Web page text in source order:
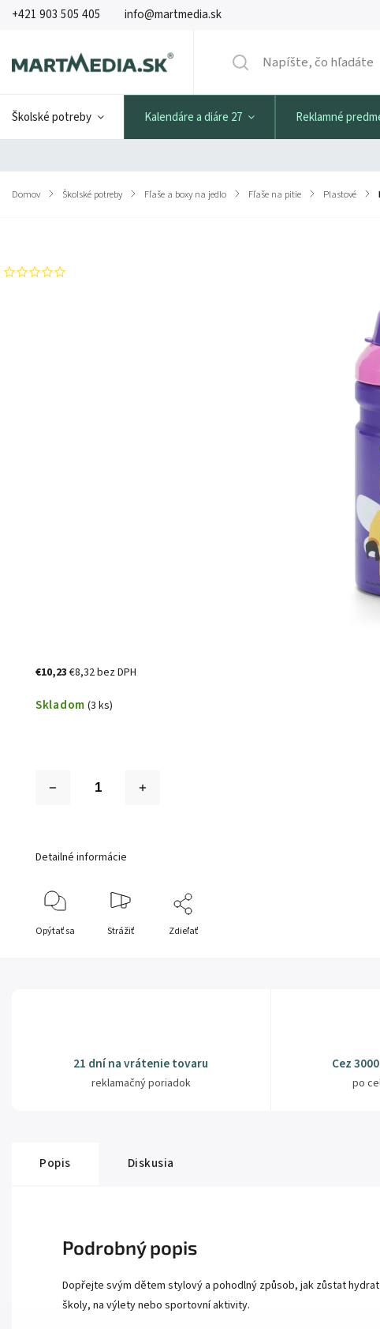
+421 903 505 405 info@martmedia.sk
Školské potreby Kalendáre a diáre 27 Reklamné
Domov / Školské potreby / Fľaše a boxy na jedlo / Fľaše na pitie / Plastové /
€10,23€8,32 bez DPH
Skladom (3 ks)
Detailné informácie
Opýtať sa Strážiť Zdieľať
21 dní na vrátenie tovaru
reklamačný poriadok
Cez
po
Popis Diskusia
Podrobný popis
Dopřejte svým dětem stylový a pohodlný způsob, jak zůstat
školy, na výlety nebo sportovní aktivity.